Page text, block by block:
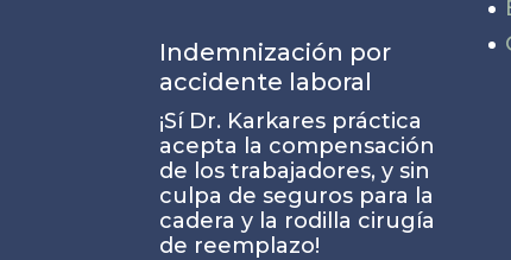
Indemnización por
accidente laboral
¡Sí Dr. Karkares práctica
acepta la compensación
de los trabajadores, y sin
culpa de seguros para la
cadera y la rodilla cirugía
de reemplazo!